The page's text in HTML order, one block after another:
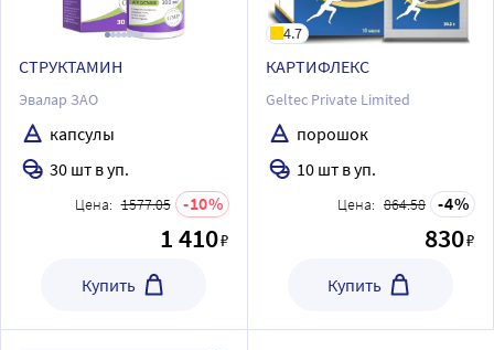
СТРУКТАМИН
Эвалар ЗАО
капсулы
30 шт в уп.
Цена: 1577.05 10
1 410₽
Купить
4.7
КАРТИФЛЕКС
Geltec Private Limited
порошок
10 шт в уп.
Цена: 864.58 4
830₽
Купить